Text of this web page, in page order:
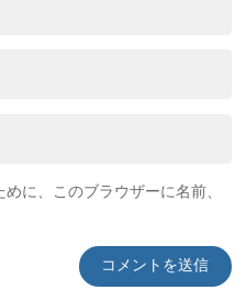
に、このブラウザーに名前、